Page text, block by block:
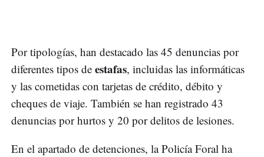
Por tipologías, han destacado las 45 denuncias por
diferentes tipos de estafas, incluidas las informáticas
y las cometidas con tarjetas de crédito, débito y
cheques de viaje. También se han registrado 43
denuncias por hurtos y 20 por delitos de lesiones.
En el apartado de detenciones, la Policía Foral ha